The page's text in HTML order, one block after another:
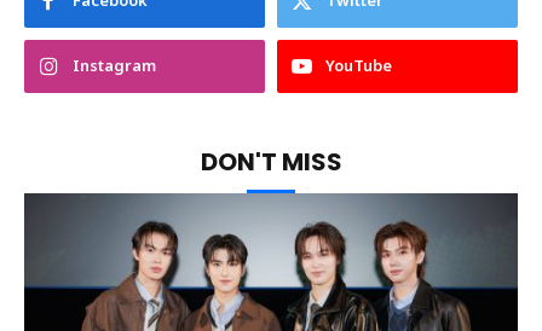
Instagram YouTube
DON'T MISS